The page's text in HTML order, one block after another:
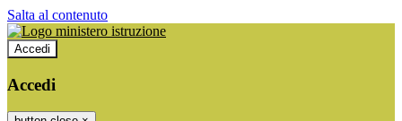
Salta al contenuto
Accedi
Accedi